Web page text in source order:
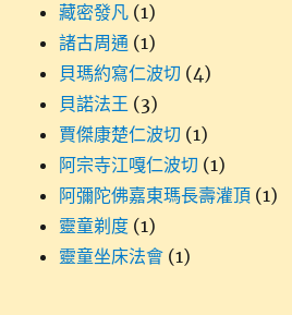
藏密發凡 (1)
諸古周通 (1)
貝瑪約寫仁波切 (4)
貝諾法王 (3)
賈傑康楚仁波切 (1)
阿宗寺江嘎仁波切 (1)
阿彌陀佛嘉東瑪長壽灌頂 (1)
靈童剃度 (1)
靈童坐床法會 (1)